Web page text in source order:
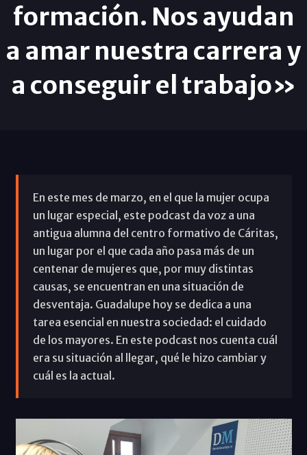
formación. Nos ayudan
a amar nuestra carrera y
a conseguir el trabajo»
En este mes de marzo, en el que la mujer ocupa
un lugar especial, este podcast da voz a una
antigua alumna del centro formativo de Cáritas,
un lugar por el que cada año pasa más de un
centenar de mujeres que, por muy distintas
causas, se encuentran en una situación de
desventaja. Guadalupe hoy se dedica a una
tarea esencial en nuestra sociedad: el cuidado
de los mayores. En este podcast nos cuenta cuál
era su situación al llegar, qué le hizo cambiar y
cuál es la actual.